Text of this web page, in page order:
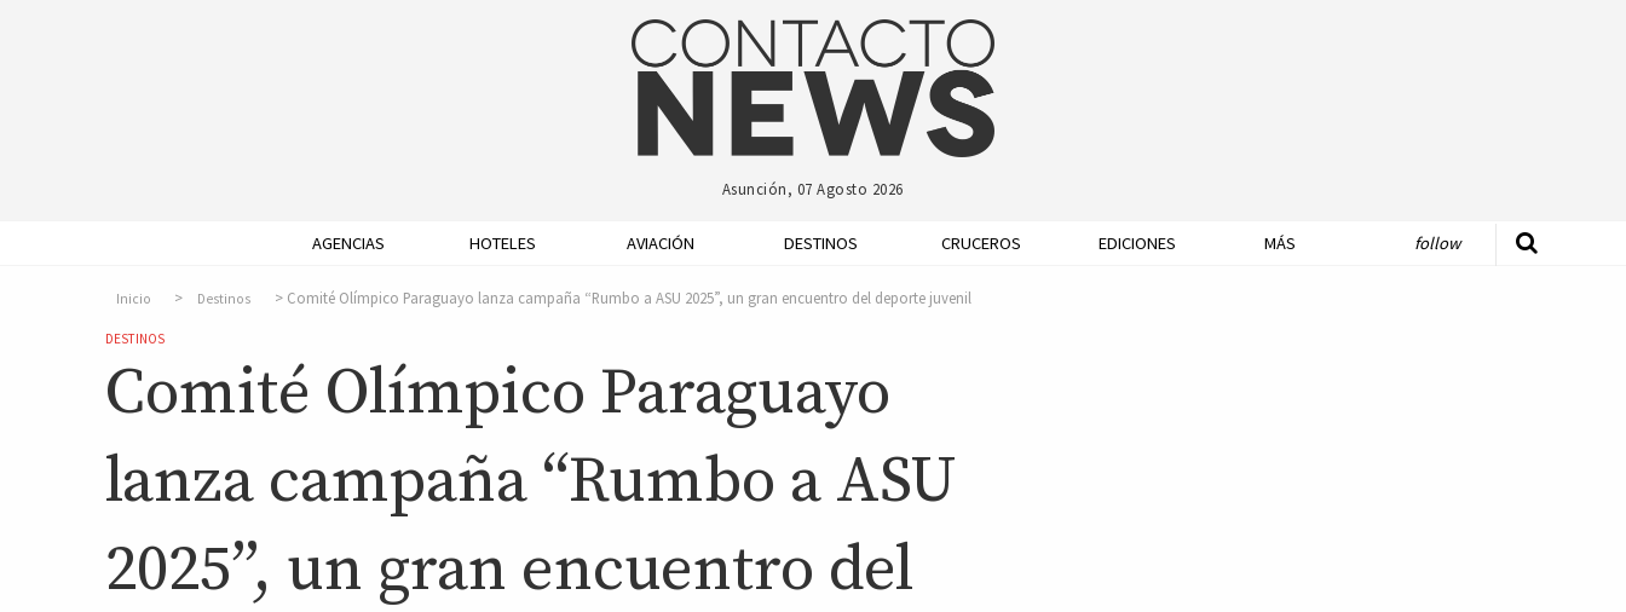
Asunción, 07 Agosto 2026
AGENCIAS HOTELES AVIACIÓN DESTINOS CRUCEROS EDICIONES MÁS follow
Inicio Destinos Comité Olímpico Paraguayo lanza campaña “Rumbo a ASU 2025”, un gran encuentro del deporte juvenil
DESTINOS
Comité Olímpico Paraguayo
lanza campaña “Rumbo a ASU
2025”, un gran encuentro del